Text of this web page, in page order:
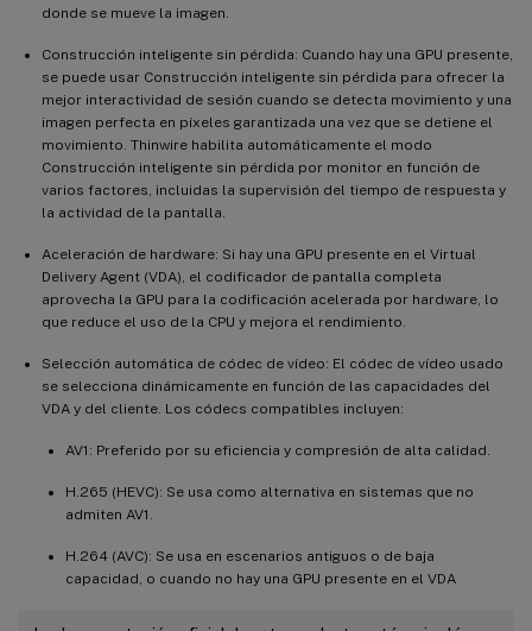
donde se mueve la imagen.
Construcción inteligente sin pérdida: Cuando hay una GPU presente,
se puede usar Construcción inteligente sin pérdida para ofrecer la
mejor interactividad de sesión cuando se detecta movimiento y una
imagen perfecta en píxeles garantizada una vez que se detiene el
movimiento. Thinwire habilita automáticamente el modo
Construcción inteligente sin pérdida por monitor en función de
varios factores, incluidas la supervisión del tiempo de respuesta y
la actividad de la pantalla.
Aceleración de hardware: Si hay una GPU presente en el Virtual
Delivery Agent (VDA), el codificador de pantalla completa
aprovecha la GPU para la codificación acelerada por hardware, lo
que reduce el uso de la CPU y mejora el rendimiento.
Selección automática de códec de vídeo: El códec de vídeo usado
se selecciona dinámicamente en función de las capacidades del
VDA y del cliente. Los códecs compatibles incluyen:
AV1: Preferido por su eficiencia y compresión de alta calidad.
H.265 (HEVC): Se usa como alternativa en sistemas que no
admiten AV1.
H.264 (AVC): Se usa en escenarios antiguos o de baja
capacidad, o cuando no hay una GPU presente en el VDA